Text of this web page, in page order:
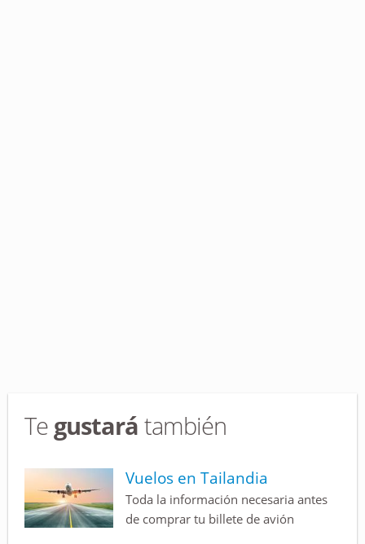
Te gustará también
Vuelos en Tailandia
Toda la información necesaria antes
de comprar tu billete de avión